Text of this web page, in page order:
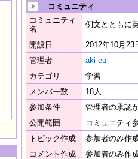
コミュニティ
コミュニティ
名
例文とともに
開設日
2012年10月23
管理者
aki-eu
カテゴリ
学習
メンバー数
18人
参加条件
管理者の承認
公開範囲
コミュニティ
トピック作成
参加者のみ作
コメント作成
参加者のみ作